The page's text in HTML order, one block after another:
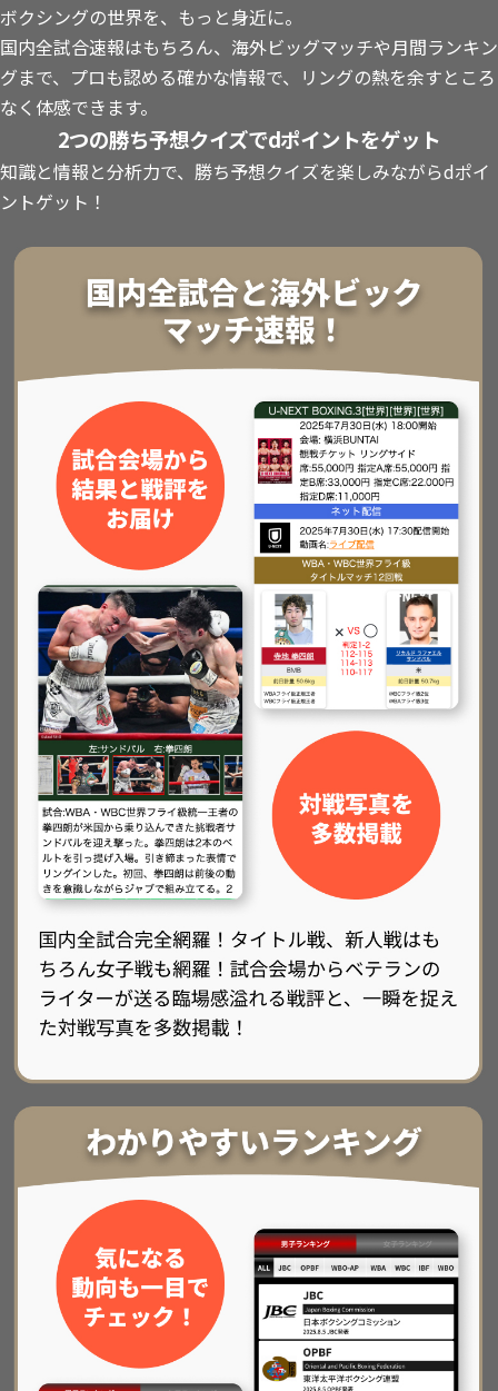
ボクシングの世界を、もっと身近に。
国内全試合速報はもちろん、海外ビッグマッチや月間ランキン
グまで、プロも認める確かな情報で、リングの熱を余すところ
なく体感できます。
2つの勝ち予想クイズでdポイントをゲット
知識と情報と分析力で、勝ち予想クイズを楽しみながらdポイ
ントゲット！